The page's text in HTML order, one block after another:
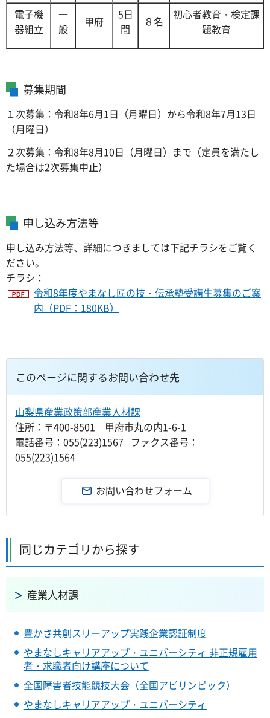
電子機
器組立
一
般
甲府
5日
間
８名
初心者教育・検定課
題教育
募集期間
１次募集：令和8年6月1日（月曜日）から令和8年7月13日
（月曜日）
２次募集：令和8年8月10日（月曜日）まで（定員を満たし
た場合は2次募集中止）
申し込み方法等
申し込み方法等、詳細につきましては下記チラシをご覧く
ださい。
チラシ：
令和8年度やまなし匠の技・伝承塾受講生募集のご案
内（PDF：180KB）
このページに関するお問い合わせ先
山梨県産業政策部産業人材課
住所：〒400-8501 甲府市丸の内1-6-1
電話番号：055(223)1567 ファクス番号：
055(223)1564
同じカテゴリから探す
産業人材課
豊かさ共創スリーアップ実践企業認証制度
やまなしキャリアアップ・ユニバーシティ 非正規雇用
者・求職者向け講座について
全国障害者技能競技大会（全国アビリンピック）
やまなしキャリアアップ・ユニバーシティ